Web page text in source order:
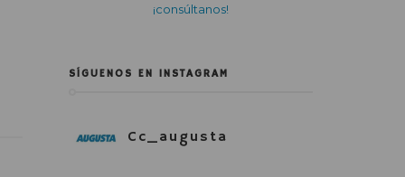
¡consúltanos!
SÍGUENOS EN INSTAGRAM
Cc_augusta